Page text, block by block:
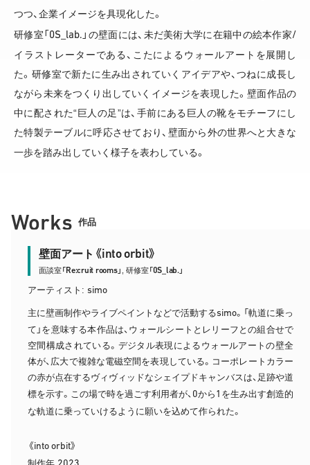
つつ、企業イメージを具現化した。
研修室「 0S_lab. 」の壁面には、未だ美術大学に在籍中の絵本作家/
イラストレーターである、こたによるウォールアートを展開し
た。研修室で新たに生み出されていくアイデアや、つねに成長し
ながら未来をつくり出していくイメージを表現した。壁面作品の
中に配された“巨人の足”は、手前にある巨人の靴をモチーフにし
た特製テーブルに呼応させており、壁面から外の世界へと大きな
一歩を踏み出していく様子を表わしている。
Works 作品
壁面アート《into orbit》
面談室「Re:cruit rooms」, 研修室「0S_lab.」
アーティスト: simo
主に壁画制作やライブペイントなどで活動するsimo。「軌道に乗っ
て」を意味する本作品は、ウォールシートとレリーフとの組合せで
空間構成されている。デジタル表現によるウォールアートの壁全
体が、広大で複雑な電磁空間を表現している。コーポレートカラー
の赤が点在するヴィヴィッドなシェイプドキャンバスは、足跡や道
標を示す。この場で時を過ごす利用者が、 0から 1 を生み出す創造的
な軌道に乗っていけるように願いを込めて作られた。
《into orbit》